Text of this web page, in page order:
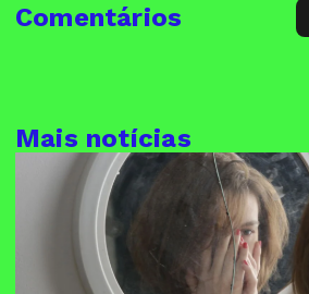
Comentários
Mais notícias